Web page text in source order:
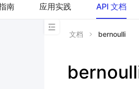
南 应用实践 API 文档
文档 bernoulli